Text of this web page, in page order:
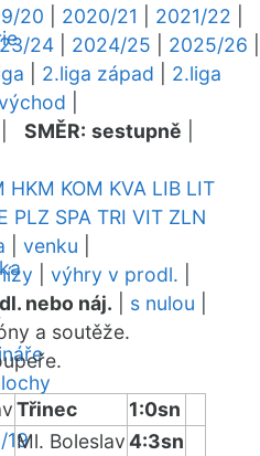
19
20 2020/21 2021/22
24 2024/25 2025/26
2.liga západ
2.liga
SMĚR: sestupně
HKM KOM KVA LIB LIT
PLZ SPA TRI VIT ZLN
venku
výhry v prodl.
nebo náj. s nulou
a soutěže.
Třinec
1:0sn
Ml. Boleslav4:3sn